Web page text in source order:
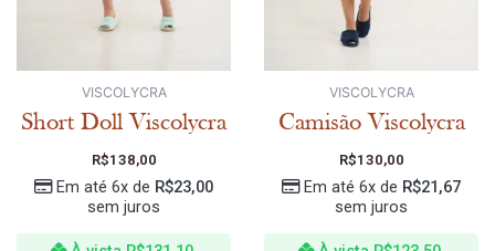
VISCOLYCRA
Short Doll Viscolycra
R$138,00
Em até 6x de R$23,00
sem juros
VISCOLYCRA
Camisão Viscolycra
R$130,00
Em até 6x de R$21,67
sem juros